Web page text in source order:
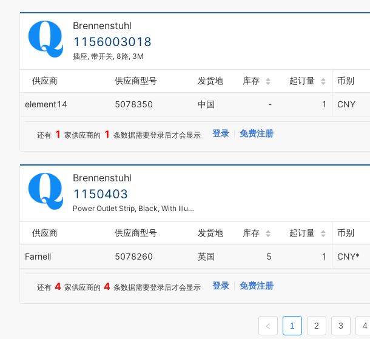
Brennenstuhl
1156003018
插座, 带开关, 8路, 3M
供应商 供应商型号 发货地 库存 起订量 币别
element14 5078350 中国 - 1 CNY
还有 1 家供应商的 1 条数据需要登录后才会显示 登录 免费注册
Brennenstuhl
1150403
Power Outlet Strip, Black, With Illuminated Switch, IP20, 4 Outlets, UK, 13 A, 240 V, UK, 1.5 m
供应商 供应商型号 发货地 库存 起订量 币别
Farnell 5078260 英国 5 1 CNY*
还有 4 家供应商的 4 条数据需要登录后才会显示 登录 免费注册
1 2 3 4